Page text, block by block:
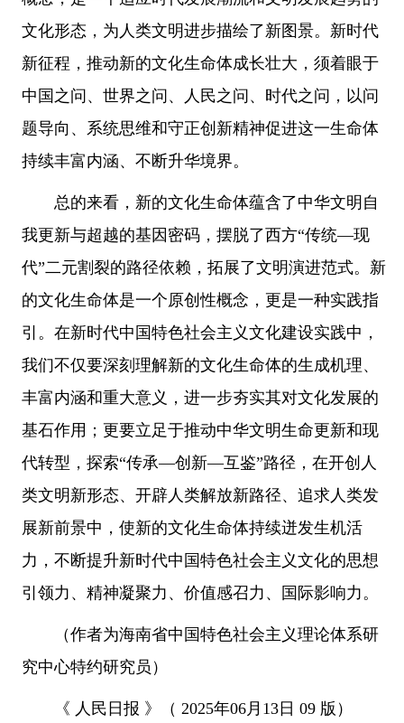
文化形态，为人类文明进步描绘了新图景。新时代
新征程，推动新的文化生命体成长壮大，须着眼于
中国之问、世界之问、人民之问、时代之问，以问
题导向、系统思维和守正创新精神促进这一生命体
持续丰富内涵、不断升华境界。
总的来看，新的文化生命体蕴含了中华文明自
我更新与超越的基因密码，摆脱了西方“传统—现
代”二元割裂的路径依赖，拓展了文明演进范式。新
的文化生命体是一个原创性概念，更是一种实践指
引。在新时代中国特色社会主义文化建设实践中，
我们不仅要深刻理解新的文化生命体的生成机理、
丰富内涵和重大意义，进一步夯实其对文化发展的
基石作用；更要立足于推动中华文明生命更新和现
代转型，探索“传承—创新—互鉴”路径，在开创人
类文明新形态、开辟人类解放新路径、追求人类发
展新前景中，使新的文化生命体持续迸发生机活
力，不断提升新时代中国特色社会主义文化的思想
引领力、精神凝聚力、价值感召力、国际影响力。
（作者为海南省中国特色社会主义理论体系研
究中心特约研究员）
《 人民日报 》（ 2025年06月13日 09 版）